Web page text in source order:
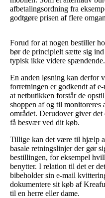
afbetalingsordning fra
godtgøre prisen af flere
Forud for at nogen bestiller
bør de principielt sætte sig
typisk ikke videre spændende.
En anden løsning kan derfor
forretningen er godkendt af
at netbutikken forstår de
shoppen af og til monitoreres
området. Derudover giver
få besvær ved dit køb.
Tillige kan det være til hjælp
basale retningslinjer der gør
bestillingen, for eksempel
benytter. I relation til det er
bibeholder sin e-mail
dokumentere sit køb af
til en herre eller dame.